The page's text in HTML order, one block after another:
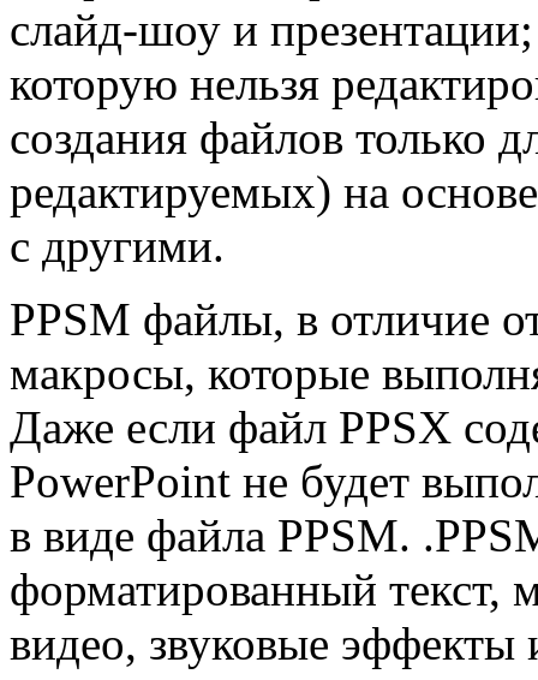
слайд-шоу и
которую нельзя
создания файлов только
редактируемых) на
с другими.
PPSM файлы, в отличие
макросы, которые
Даже если файл PPSX
PowerPoint не будет
в виде файла PPSM.
форматированный текст,
видео, звуковые эффекты